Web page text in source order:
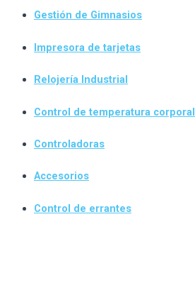
Gestión de Gimnasios
Impresora de tarjetas
Relojería Industrial
Control de temperatura corporal
Controladoras
Accesorios
Control de errantes